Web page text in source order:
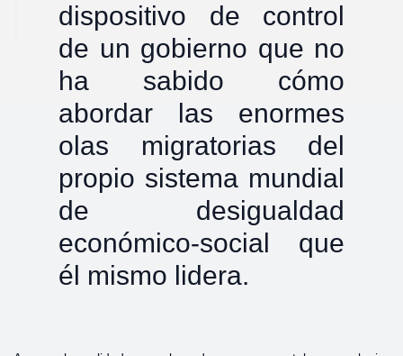
dispositivo de control
de un gobierno que no
ha sabido cómo
abordar las enormes
olas migratorias del
propio sistema mundial
de desigualdad
económico-social que
él mismo lidera.